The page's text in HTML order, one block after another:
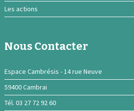
Les actions
Nous Contacter
Espace Cambrésis - 14 rue Neuve
59400 Cambrai
Tél. 03 27 72 92 60